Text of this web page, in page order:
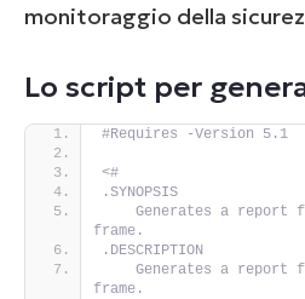
monitoraggio della
Lo script per
#Requires -Version 5.1
<#
.SYNOPSIS
Generates a report
frame.
.DESCRIPTION
Generates a report
frame.